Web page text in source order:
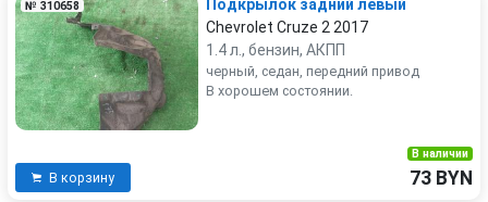
№ 310658
Подкрылок задний левый
Chevrolet Cruze 2 2017
1.4 л., бензин, АКПП
черный, седан, передний привод
В хорошем состоянии.
В корзину
В наличии
73 BYN